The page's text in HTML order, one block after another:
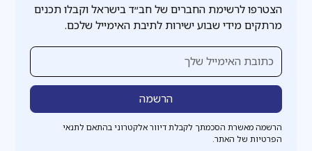
הצטרפו לרשימת החברים של חב״ד בישראל וקבלו תכנים
מרתקים מידי שבוע ישירות לתיבת האימייל שלכם.
הרשמה מאשרת הסכמתך לקבלת דיוור אלקטרוני בהתאם לתנאי
הפרטיות של האתר.